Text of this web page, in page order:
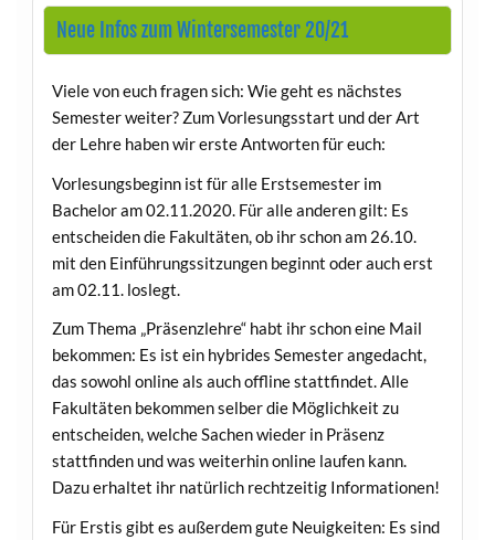
Neue Infos zum Wintersemester 20/21
Viele von euch fragen sich: Wie geht es nächstes
Semester weiter? Zum Vorlesungsstart und der Art
der Lehre haben wir erste Antworten für euch:
Vorlesungsbeginn ist für alle Erstsemester im
Bachelor am 02.11.2020. Für alle anderen gilt: Es
entscheiden die Fakultäten, ob ihr schon am 26.10.
mit den Einführungssitzungen beginnt oder auch erst
am 02.11. loslegt.
Zum Thema „Präsenzlehre“ habt ihr schon eine Mail
bekommen: Es ist ein hybrides Semester angedacht,
das sowohl online als auch offline stattfindet. Alle
Fakultäten bekommen selber die Möglichkeit zu
entscheiden, welche Sachen wieder in Präsenz
stattfinden und was weiterhin online laufen kann.
Dazu erhaltet ihr natürlich rechtzeitig Informationen!
Für Erstis gibt es außerdem gute Neuigkeiten: Es sind